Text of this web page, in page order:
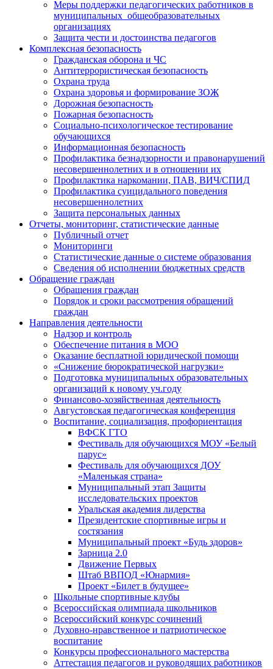
Меры поддержки педагогических работников в
муниципальных общеобразовательных
организациях
Защита чести и достоинства педагогов
Комплексная безопасность
Гражданская оборона и ЧС
Антитеррористическая безопасность
Охрана труда
Охрана здоровья и формирование ЗОЖ
Дорожная безопасность
Пожарная безопасность
Социально-психологическое тестирование
обучающихся
Информационная безопасность
Профилактика безнадзорности и правонарушений
несовершеннолетних и в отношении их
Профилактика наркомании, ПАВ, ВИЧ/СПИД
Профилактика суицидального поведения
несовершеннолетних
Защита персональных данных
Отчеты, мониторинг, статистические данные
Публичный отчет
Мониторинги
Статистические данные о системе образования
Сведения об исполнении бюджетных средств
Обращение граждан
Обращения граждан
Порядок и сроки рассмотрения обращений
граждан
Направления деятельности
Надзор и контроль
Обеспечение питания в МОО
Оказание бесплатной юридической помощи
«Снижение бюрократической нагрузки»
Подготовка муниципальных образовательных
организаций к новому уч.году
Финансово-хозяйственная деятельность
Августовская педагогическая конференция
Воспитание, социализация, профориентация
ВФСК ГТО
Фестиваль для обучающихся МОУ «Белый
парус»
Фестиваль для обучающихся ДОУ
«Маленькая страна»
Муниципальный этап Защиты
исследовательских проектов
Уральская академия лидерства
Президентские спортивные игры и
состязания
Муниципальный проект «Будь здоров»
Зарница 2.0
Движение Первых
Штаб ВВПОД «Юнармия»
Проект «Билет в будущее»
Школьные спортивные клубы
Всероссийская олимпиада школьников
Всероссийский конкурс сочинений
Духовно-нравственное и патриотическое
воспитание
Конкурсы профессионального мастерства
Аттестация педагогов и руководящих работников